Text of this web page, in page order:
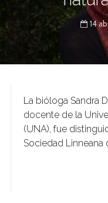
14
La bióloga Sandra
docente de la
(UNA), fue
Sociedad Linneana